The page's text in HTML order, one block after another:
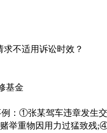
求不适用诉讼时效？
基金
例：①张某驾车违章发
举重物因用力过猛致残